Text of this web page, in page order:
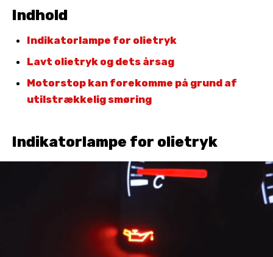
Indhold
Indikatorlampe for olietryk
Lavt olietryk og dets årsag
Motorstop kan forekomme på grund af
utilstrækkelig smøring
Indikatorlampe for olietryk